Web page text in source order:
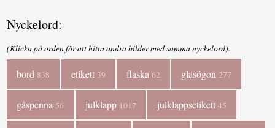
Nyckelord:
(Klicka på orden för att hitta andra bilder med samma nyckelord).
bord 838 etikett 39 flaska 62 glasögon 277
gåspenna 56 julklapp 1017 julklappsetikett 45